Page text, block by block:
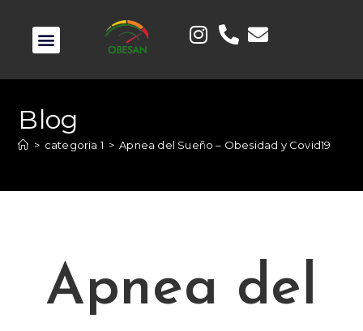
Blog
> categoria 1 > Apnea del Sueño – Obesidad y Covid19
Apnea del